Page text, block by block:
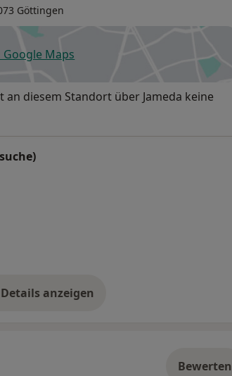
Göttingen
Google Maps
öffnet in einer neuen Registerkarte
an diesem Standort über Jameda keine
anzeigen
über die Adresse
Bewerten